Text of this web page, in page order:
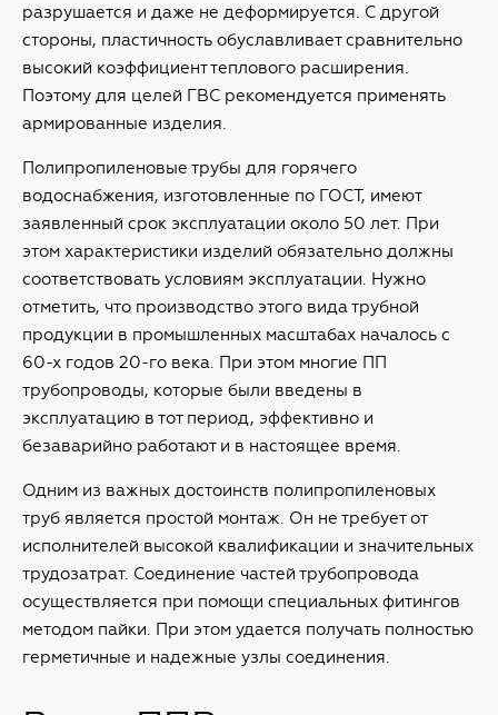
разрушается и даже не деформируется. С другой
стороны, пластичность обуславливает сравнительно
высокий коэффициент теплового расширения.
Поэтому для целей ГВС рекомендуется применять
армированные изделия.
Полипропиленовые трубы для горячего
водоснабжения, изготовленные по ГОСТ, имеют
заявленный срок эксплуатации около 50 лет. При
этом характеристики изделий обязательно должны
соответствовать условиям эксплуатации. Нужно
отметить, что производство этого вида трубной
продукции в промышленных масштабах началось с
60-х годов 20-го века. При этом многие ПП
трубопроводы, которые были введены в
эксплуатацию в тот период, эффективно и
безаварийно работают и в настоящее время.
Одним из важных достоинств полипропиленовых
труб является простой монтаж. Он не требует от
исполнителей высокой квалификации и значительных
трудозатрат. Соединение частей трубопровода
осуществляется при помощи специальных фитингов
методом пайки. При этом удается получать полностью
герметичные и надежные узлы соединения.